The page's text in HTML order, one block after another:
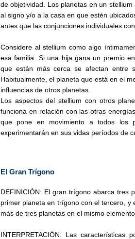
de objetividad. Los planetas en un
al signo y/o a la casa en que estén
antes que las conjunciones individuales
Considere al stellium como algo
esa familia. Si una hija gana un premio
que están más cerca se afectan entre
Habitualmente, el planeta que está en el
influencias de otros planetas.
Los aspectos del stellium con otros
funciona en relación con las otras
que pone en movimiento a todos los
experimentarán en sus vidas períodos de
El Gran Trígono
DEFINICIÓN: El gran trígono abarca tres
primer planeta en trígono con el tercero,
más de tres planetas en el mismo
INTERPRETACIÓN: Las